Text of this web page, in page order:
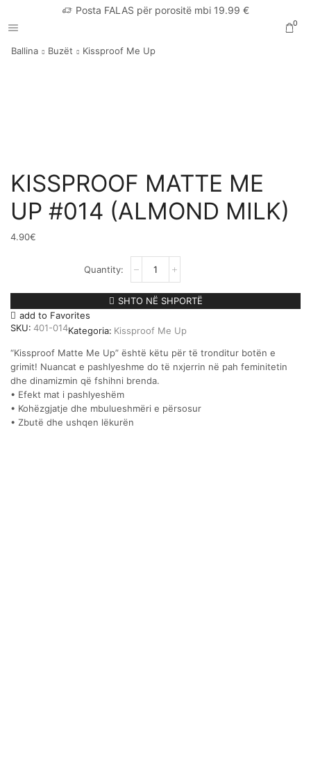
Posta FALAS për porositë mbi 19.99 €
0
Ballina Buzët Kissproof Me Up
KISSPROOF MATTE ME
UP #014 (ALMOND MILK)
4.90€
MATTE
UP
#014
MILK)
sasia
SHTO NË SHPORTË
add to Favorites
SKU: 401-014Kategoria: Kissproof Me Up
“Kissproof Matte Me Up” është këtu për të tronditur botën e
grimit! Nuancat e pashlyeshme do të nxjerrin në pah feminitetin
dhe dinamizmin që fshihni brenda.
• Efekt mat i pashlyeshëm
• Kohëzgjatje dhe mbulueshmëri e përsosur
• Zbutë dhe ushqen lëkurën